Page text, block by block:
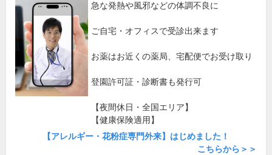
急な発熱や風邪などの体調不良に
ご自宅・オフィスで受診出来ます
お薬はお近くの薬局、宅配便でお受け取り
登園許可証・診断書も発行可
【夜間休日・全国エリア】
【健康保険適用】
【アレルギー・花粉症専門外来】はじめました！
こちらから＞＞